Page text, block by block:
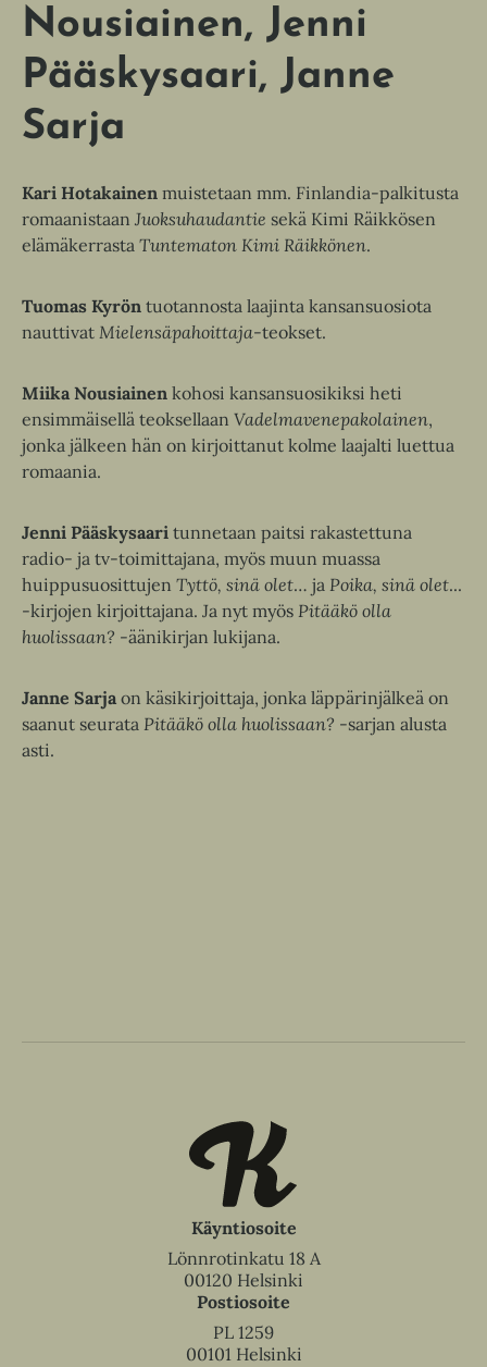
u
u
e
n
ä
l
i
e
n
a
u
e
n
l
e
t
e
e
n
Nousiainen Jenni
Pääskysaari Janne
Sarja
Kari Hotakainen muistetaan mm. Finlandia-palkitusta
romaanistaan Juoksuhaudantie sekä Kimi Räikkösen
elämäkerrasta Tuntematon Kimi Räikkönen.
Tuomas Kyrön tuotannosta laajinta kansansuosiota
nauttivat Mielensäpahoittaja-teokset.
Miika Nousiainen kohosi kansansuosikiksi heti
ensimmäisellä teoksellaan Vadelmavenepakolainen,
jonka jälkeen hän on kirjoittanut kolme laajalti luettua
romaania.
Jenni Pääskysaari tunnetaan paitsi rakastettuna
radio- ja tv-toimittajana, myös muun muassa
huippusuosittujen Tyttö, sinä olet… ja Poika, sinä olet...
-kirjojen kirjoittajana. Ja nyt myös Pitääkö olla
huolissaan? -äänikirjan lukijana.
Janne Sarja on käsikirjoittaja, jonka läppärinjälkeä on
saanut seurata Pitääkö olla huolissaan? -sarjan alusta
asti.
Käyntiosoite
Lönnrotinkatu 18 A
00120 Helsinki
Postiosoite
PL 1259
00101 Helsinki